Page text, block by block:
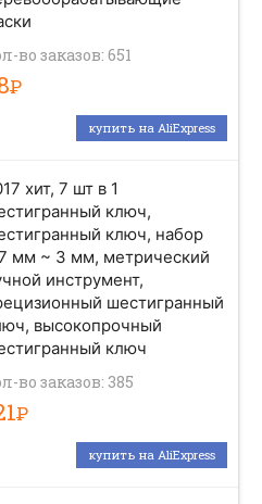
во заказов: 651
Р
купить на AliExpress
хит, 7 шт в 1
ключ,
ключ, набор
мм ~ 3 мм, метрический
инструмент,
шестигранный
высокопрочный
ключ
во заказов: 385
Р
купить на AliExpress